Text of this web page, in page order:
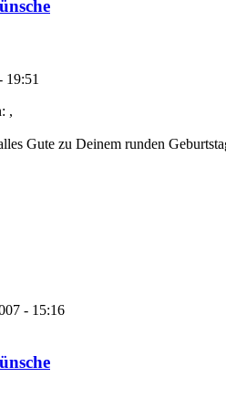
19:51
,
Gute zu Deinem runden
- 15:16